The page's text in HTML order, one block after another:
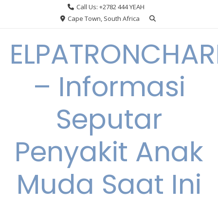
Call Us: +2782 444 YEAH
Cape Town, South Africa
– Informasi
Seputar
Penyakit Anak
Muda Saat Ini